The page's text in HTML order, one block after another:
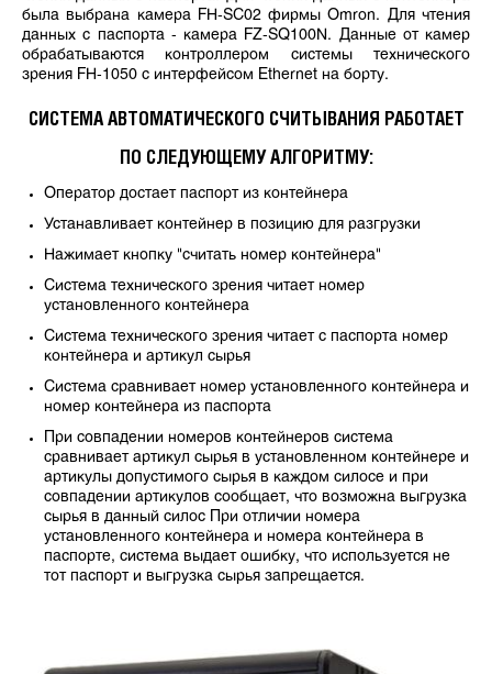
была выбрана камера FH-SC02 фирмы Omron. Для чтения
данных с паспорта - камера FZ-SQ100N. Данные от камер
обрабатываются контроллером системы технического
зрения FH-1050 с интерфейсом Ethernet на борту.
СИСТЕМА АВТОМАТИЧЕСКОГО СЧИТЫВАНИЯ РАБОТАЕТ
ПО СЛЕДУЮЩЕМУ АЛГОРИТМУ:
Оператор достает паспорт из контейнера
Устанавливает контейнер в позицию для разгрузки
Нажимает кнопку "считать номер контейнера"
Система технического зрения читает номер
установленного контейнера
Система технического зрения читает с паспорта номер
контейнера и артикул сырья
Система сравнивает номер установленного контейнера и
номер контейнера из паспорта
При совпадении номеров контейнеров система
сравнивает артикул сырья в установленном контейнере и
артикулы допустимого сырья в каждом силосе и при
совпадении артикулов сообщает, что возможна выгрузка
сырья в данный силос При отличии номера
установленного контейнера и номера контейнера в
паспорте, система выдает ошибку, что используется не
тот паспорт и выгрузка сырья запрещается.